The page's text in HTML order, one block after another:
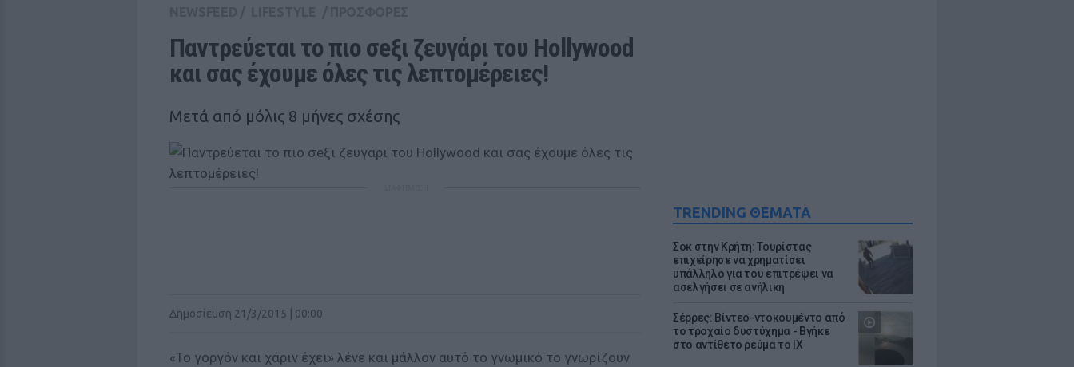
TRENDING ΘΕΜΑΤΑ
Σοκ στην Κρήτη: Τουρίστας
επιχείρησε να χρηματίσει
υπάλληλο για του επιτρέψει να
ασελγήσει σε ανήλικη
Σέρρες: Βίντεο-ντοκουμέντο από
το τροχαίο δυστύχημα - Βγήκε
στο αντίθετο ρεύμα το ΙΧ
Παντρεύεται το πιο σeξι ζευγάρι του Hollywood
και σας έχουμε όλες τις λεπτομέρειες!
Μετά από μόλις 8 μήνες σχέσης
Δημοσίευση 21/3/2015 | 00:00
«Το γοργόν και χάριν έχει» λένε και μάλλον αυτό το γνωμικό το γνωρίζουν